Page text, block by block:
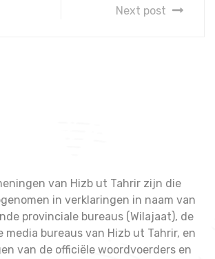
Next post
van Hizb ut Tahrir zijn die
in verklaringen in naam van
provinciale bureaus (Wilajaat), de
media bureaus van Hizb ut Tahrir, en
van de officiële woordvoerders en